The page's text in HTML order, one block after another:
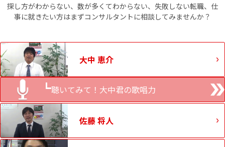
探し方がわからない、数が多くてわからない、失敗しない転職、仕
事に就きたい方はまずコンサルタントに相談してみませんか？
大中 恵介
聴いてみて！大中君の歌唱力
佐藤 将人